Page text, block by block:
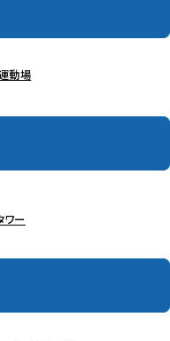
動場
ワー